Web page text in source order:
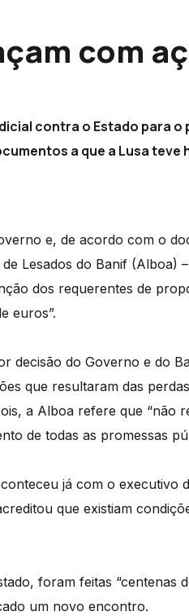
com
contra o Estado para o
a que a Lusa teve
e, de acordo com o
Lesados do Banif (Alboa)
dos requerentes de
euros”.
decisão do Governo e do
que resultaram das
a Alboa refere que “não
de todas as promessas
já com o executivo
que existiam
foram feitas “centenas
um novo encontro.